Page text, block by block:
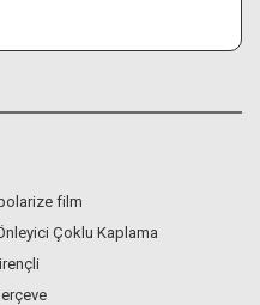
film
Çoklu Kaplama